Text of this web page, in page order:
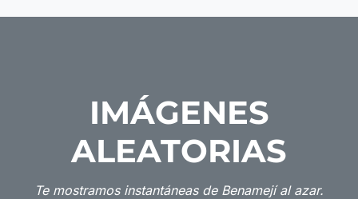
IMÁGENES
ALEATORIAS
Te mostramos instantáneas de Benamejí al azar.